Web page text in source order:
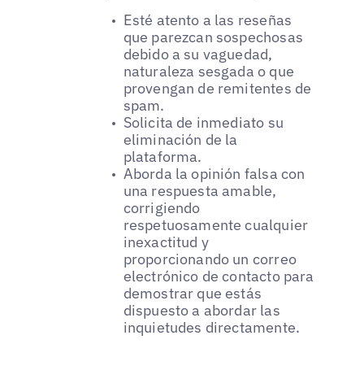
Esté atento a las reseñas
que parezcan sospechosas
debido a su vaguedad,
naturaleza sesgada o que
provengan de remitentes de
spam.
Solicita de inmediato su
eliminación de la
plataforma.
Aborda la opinión falsa con
una respuesta amable,
corrigiendo
respetuosamente cualquier
inexactitud y
proporcionando un correo
electrónico de contacto para
demostrar que estás
dispuesto a abordar las
inquietudes directamente.